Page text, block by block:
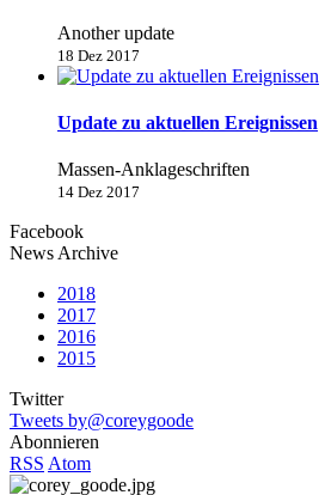
Another update
18 Dez 2017
Update zu aktuellen Ereignissen
Massen-Anklageschriften
14 Dez 2017
Facebook
News Archive
2018
2017
2016
2015
Twitter
Tweets by@coreygoode
Abonnieren
RSS Atom